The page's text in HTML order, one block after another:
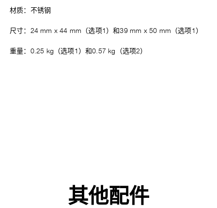
材质：不锈钢
尺寸：24 mm x 44 mm（选项1）和39 mm x 50 mm（选项1）
重量：0.25 kg（选项1）和0.57 kg（选项2）
其他配件